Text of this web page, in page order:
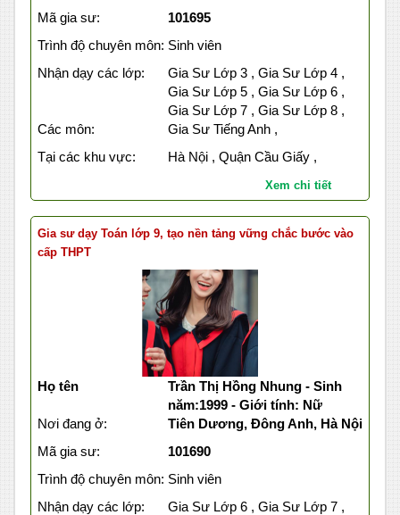
Mã gia sư:
101695
Trình độ chuyên môn: Sinh viên
Nhận dạy các lớp:
Gia Sư Lớp 3 , Gia Sư Lớp 4 ,
Gia Sư Lớp 5 , Gia Sư Lớp 6 ,
Gia Sư Lớp 7 , Gia Sư Lớp 8 ,
Các môn:
Gia Sư Tiếng Anh ,
Tại các khu vực:
Hà Nội , Quận Cầu Giấy ,
Xem chi tiết
Gia sư dạy Toán lớp 9, tạo nền tảng vững chắc bước vào
cấp THPT
Họ tên
Trần Thị Hồng Nhung - Sinh
năm:1999 - Giới tính: Nữ
Nơi đang ở:
Tiên Dương, Đông Anh, Hà Nội
Mã gia sư:
101690
Trình độ chuyên môn: Sinh viên
Nhận dạy các lớp:
Gia Sư Lớp 6 , Gia Sư Lớp 7 ,